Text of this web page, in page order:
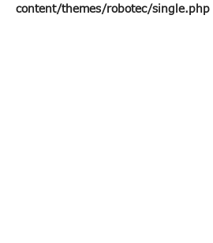
content/themes/robotec/single.php